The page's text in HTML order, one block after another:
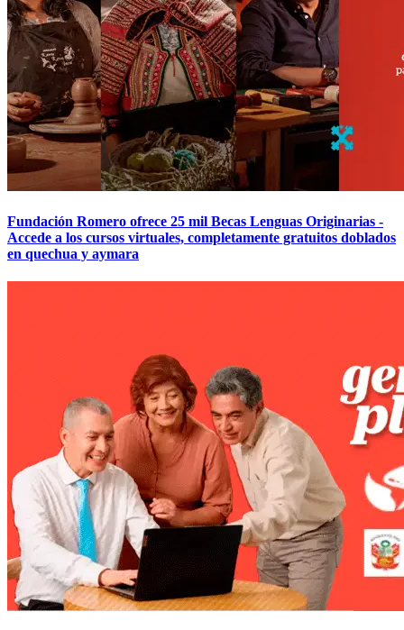
Fundación Romero ofrece 25 mil Becas Lenguas Originarias -
Accede a los cursos virtuales, completamente gratuitos doblados
en quechua y aymara